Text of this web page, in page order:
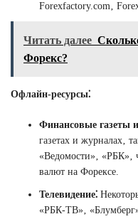
Forexfactory.com‚
Читать далее
Форекс?
Офлайн-ресурсы⁚
Финансовые газеты
газетах и журналах‚
«Ведомости»‚ «РБК»‚
валют на Форексе.
Телевидение⁚
«РБК-ТВ»‚